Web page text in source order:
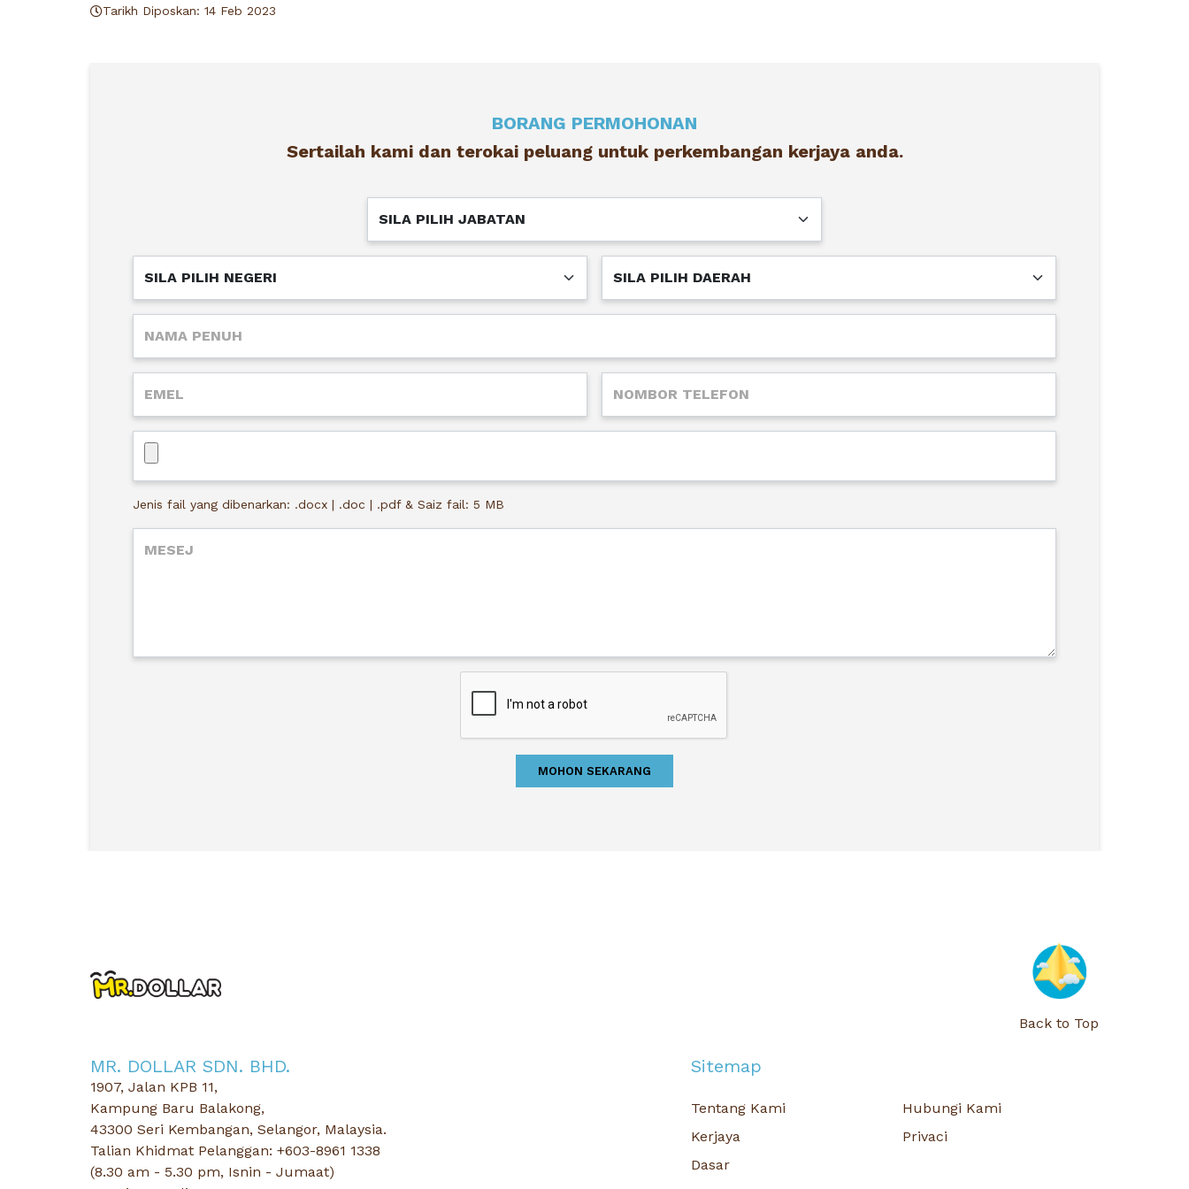
Tarikh Diposkan: 14 Feb 2023
BORANG PERMOHONAN
Sertailah kami dan terokai peluang untuk perkembangan kerjaya anda.
Jenis fail yang dibenarkan: .docx | .doc | .pdf & Saiz fail: 5 MB
MOHON SEKARANG
Back to Top
MR. DOLLAR SDN. BHD.
1907, Jalan KPB 11,
Kampung Baru Balakong,
43300 Seri Kembangan, Selangor, Malaysia.
Talian Khidmat Pelanggan: +603-8961 1338
(8.30 am - 5.30 pm, Isnin - Jumaat)
Sitemap
Tentang Kami
Hubungi Kami
Kerjaya
Privaci
Dasar